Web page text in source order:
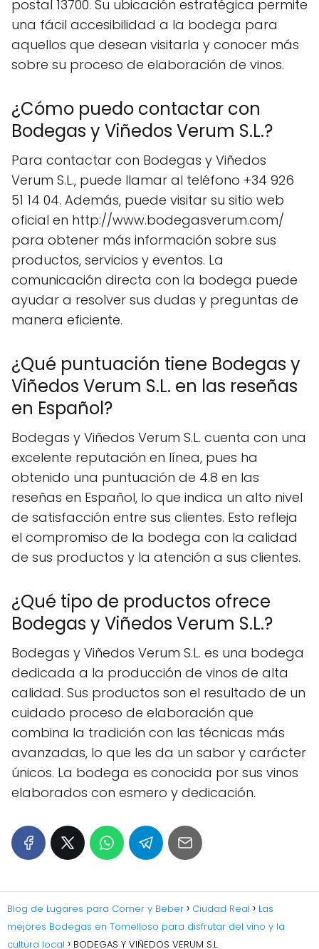
postal 13700. Su ubicación estratégica permite
una fácil accesibilidad a la bodega para
aquellos que desean visitarla y conocer más
sobre su proceso de elaboración de vinos.
¿Cómo puedo contactar con
Bodegas y Viñedos Verum S.L.?
Para contactar con Bodegas y Viñedos
Verum S.L., puede llamar al teléfono +34 926
51 14 04. Además, puede visitar su sitio web
oficial en http://www.bodegasverum.com/
para obtener más información sobre sus
productos, servicios y eventos. La
comunicación directa con la bodega puede
ayudar a resolver sus dudas y preguntas de
manera eficiente.
¿Qué puntuación tiene Bodegas y
Viñedos Verum S.L. en las reseñas
en Español?
Bodegas y Viñedos Verum S.L. cuenta con una
excelente reputación en línea, pues ha
obtenido una puntuación de 4.8 en las
reseñas en Español, lo que indica un alto nivel
de satisfacción entre sus clientes. Esto refleja
el compromiso de la bodega con la calidad
de sus productos y la atención a sus clientes.
¿Qué tipo de productos ofrece
Bodegas y Viñedos Verum S.L.?
Bodegas y Viñedos Verum S.L. es una bodega
dedicada a la producción de vinos de alta
calidad. Sus productos son el resultado de un
cuidado proceso de elaboración que
combina la tradición con las técnicas más
avanzadas, lo que les da un sabor y carácter
únicos. La bodega es conocida por sus vinos
elaborados con esmero y dedicación.
Blog de Lugares para Comer y Beber Ciudad Real
Las
mejores Bodegas en Tomelloso para disfrutar del vino y la
cultura local
BODEGAS Y VIÑEDOS VERUM S.L.